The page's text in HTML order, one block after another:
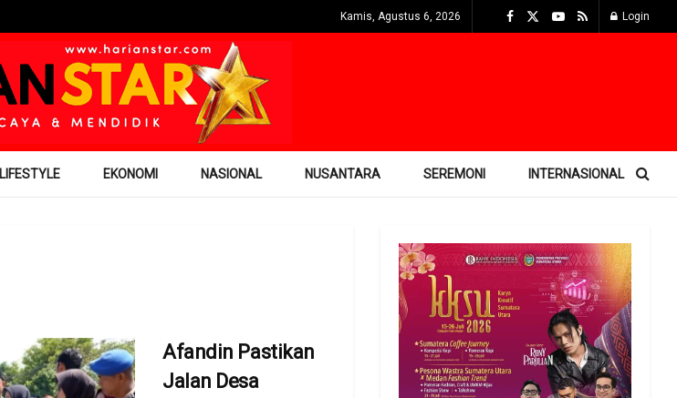
Kamis, Agustus 6, 2026 Login
LIFESTYLE EKONOMI NASIONAL NUSANTARA SEREMONI INTERNASIONAL
Afandin Pastikan
Jalan Desa